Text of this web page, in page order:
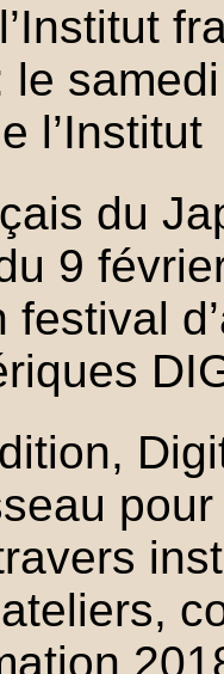
le
l’Institut
du
9
festival